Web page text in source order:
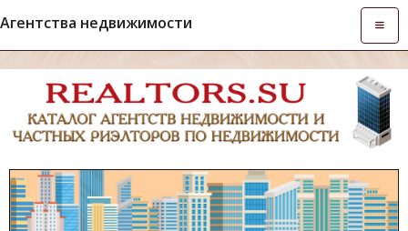
Агентства недвижимости